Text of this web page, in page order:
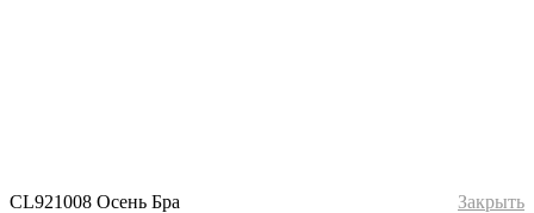
CL921008 Осень Бра Закрыть